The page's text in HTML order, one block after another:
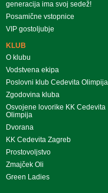
generacija ima svoj sedež!
Posamične vstopnice
VIP gostoljubje
KLUB
O klubu
Vodstvena ekipa
Poslovni klub Cedevita Olimpija
Zgodovina kluba
Osvojene lovorike KK Cedevita
Olimpija
Dvorana
KK Cedevita Zagreb
Prostovoljstvo
Zmajček Oli
Green Ladies